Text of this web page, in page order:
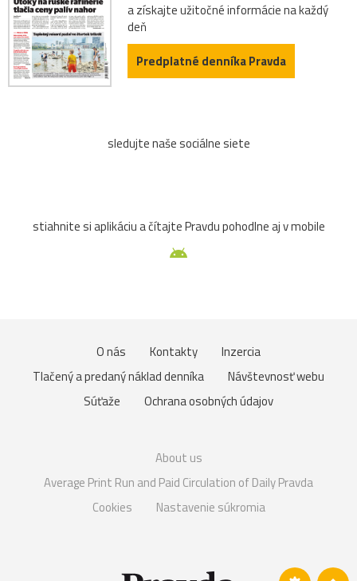
a získajte užitočné informácie na každý
deň
Predplatné denníka Pravda
sledujte naše sociálne siete
stiahnite si aplikáciu a čítajte Pravdu pohodlne aj v mobile
O nás Kontakty
Inzercia
Tlačený a predaný náklad denníka
Návštevnosť webu
Súťaže
Ochrana osobných údajov
About us
Average Print Run and Paid Circulation of Daily Pravda
Cookies
Nastavenie súkromia